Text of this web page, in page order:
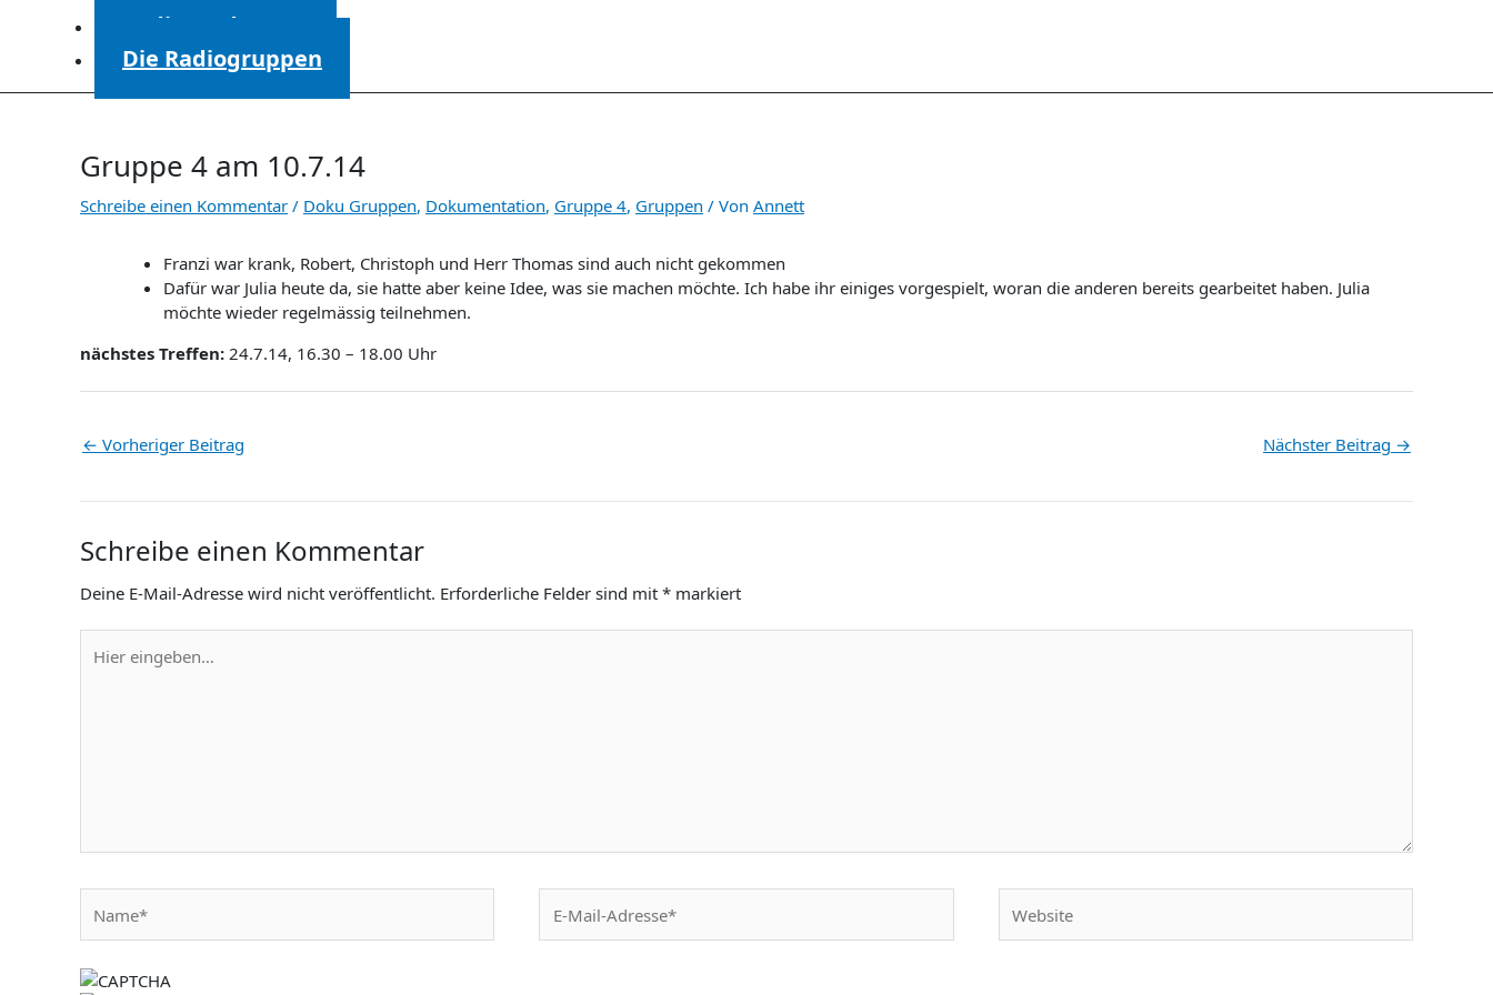
Radiosendungen
Die Radiogruppen
Gruppe 4 am 10.7.14
Schreibe einen Kommentar / Doku Gruppen, Dokumentation, Gruppe 4, Gruppen / Von Annett
Franzi war krank, Robert, Christoph und Herr Thomas sind auch nicht gekommen
Dafür war Julia heute da, sie hatte aber keine Idee, was sie machen möchte. Ich habe ihr einiges vorgespielt, woran die anderen bereits gearbeitet haben. Julia
möchte wieder regelmässig teilnehmen.
nächstes Treffen: 24.7.14, 16.30 – 18.00 Uhr
← Vorheriger Beitrag Nächster Beitrag →
Schreibe einen Kommentar
Deine E-Mail-Adresse wird nicht veröffentlicht. Erforderliche Felder sind mit * markiert
eingeben…
Mail-